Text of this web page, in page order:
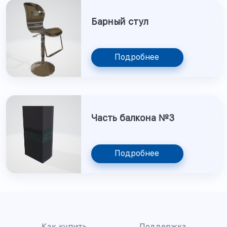
Барный стул
Подробнее
Часть балкона №3
Подробнее